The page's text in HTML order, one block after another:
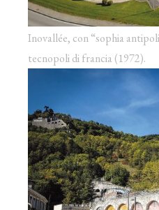
Inovallée, con “sophia
tecnopoli di francia (1972).